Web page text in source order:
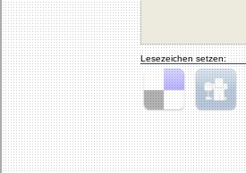
Lesezeichen setzen:
Delicious Digg